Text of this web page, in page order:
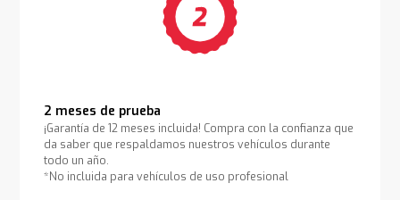
2 meses de prueba
¡Garantía de 12 meses incluida! Compra con la confianza que
da saber que respaldamos nuestros vehículos durante
todo un año.
*No incluida para vehículos de uso profesional